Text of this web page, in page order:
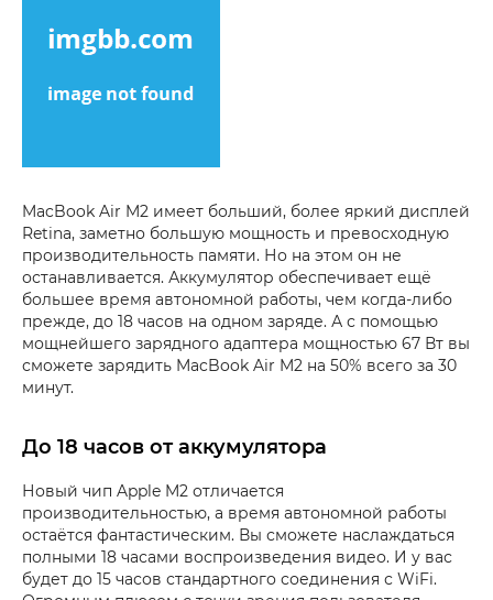
MacBook Air M2 имеет больший, более яркий дисплей
Retina, заметно большую мощность и превосходную
производительность памяти. Но на этом он не
останавливается. Аккумулятор обеспечивает ещё
большее время автономной работы, чем когда-либо
прежде, до 18 часов на одном заряде. А с помощью
мощнейшего зарядного адаптера мощностью 67 Вт вы
сможете зарядить MacBook Air M2 на 50% всего за 30
минут.
До 18 часов от аккумулятора
Новый чип Apple M2 отличается
производительностью, а время автономной работы
остаётся фантастическим. Вы сможете наслаждаться
полными 18 часами воспроизведения видео. И у вас
будет до 15 часов стандартного соединения с WiFi.